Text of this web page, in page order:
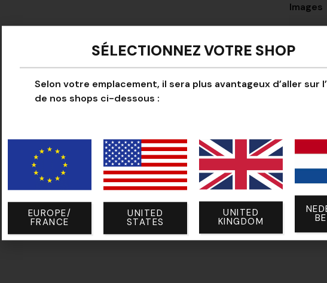
Images
Quantités Sizes
28A
SÉLECTIONNEZ VOTRE SHOP
Selon votre emplacement, il sera plus avantageux d’aller sur
de nos shops ci-dessous :
EUROPE/
FRANCE
UNITED
STATES
UNITED
KINGDOM